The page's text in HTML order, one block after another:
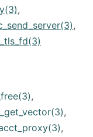
,
,
,
,
,